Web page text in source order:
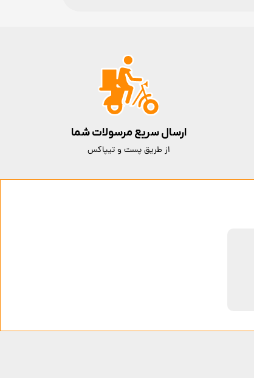
ارسال سریع مرسولات شما
از طریق پست و تیپاکس